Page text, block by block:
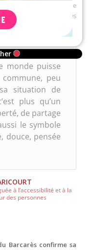
chacun, quel que
accéder aux mêmes
monde puisse
peu
situation de
plus qu’un
de partage
le symbole
douce, pensée
à l’accessibilité et à la
des personnes
Barcarès confirme sa